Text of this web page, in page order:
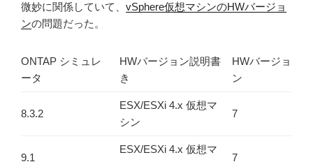
微妙に関係していて、 vSphere仮想マシンのHWバージョ
ンの問題だった。
ONTAP シミュレ
ータ
HWバージョン説明書
き
HWバージョ
ン
8.3.2
ESX/ESXi 4.x 仮想マ
シン
7
9.1
ESX/ESXi 4.x 仮想マ
7